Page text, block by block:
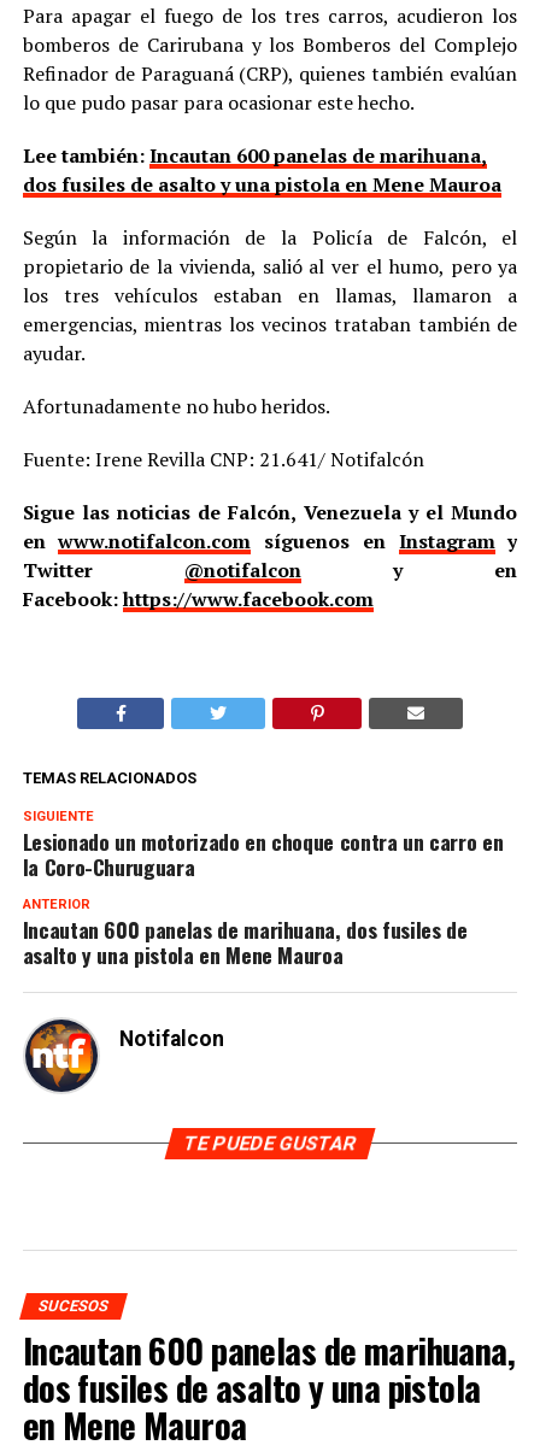
Para apagar el fuego de los tres carros, acudieron los
bomberos de Carirubana y los Bomberos del Complejo
Refinador de Paraguaná (CRP), quienes también evalúan
lo que pudo pasar para ocasionar este hecho.
Lee también:Incautan 600 panelas de marihuana,
dos fusiles de asalto y una pistola en Mene Mauroa
Según la información de la Policía de Falcón, el
propietario de la vivienda, salió al ver el humo, pero ya
los tres vehículos estaban en llamas, llamaron a
emergencias, mientras los vecinos trataban también de
ayudar.
Afortunadamente no hubo heridos.
Fuente: Irene Revilla CNP: 21.641/ Notifalcón
Sigue las noticias de Falcón, Venezuela y el Mundo
enwww.notifalcon.com síguenos en Instagramy
Twitter @notifalcony en
Facebook:https://www.facebook.com
TEMAS RELACIONADOS
SIGUIENTE
Lesionado un motorizado en choque contra un carro en
la Coro-Churuguara
ANTERIOR
Incautan 600 panelas de marihuana, dos fusiles de
asalto y una pistola en Mene Mauroa
Notifalcon
TE PUEDE GUSTAR
SUCESOS
Incautan 600 panelas de marihuana,
dos fusiles de asalto y una pistola
en Mene Mauroa